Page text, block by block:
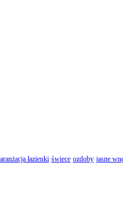
aranżacja łazienki świece ozdoby jasne